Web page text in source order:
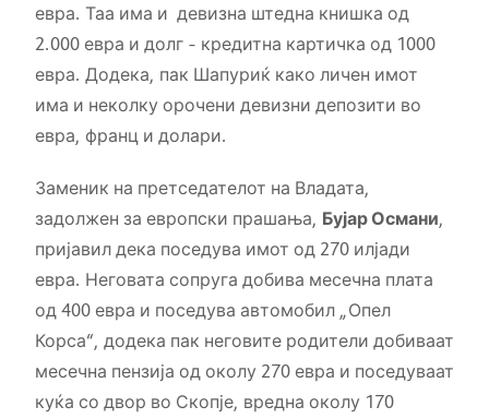
евра. Таа има и девизна штедна книшка од
2.000 евра и долг – кредитна картичка од 1000
евра. Додека, пак Шапуриќ како личен имот
има и неколку орочени девизни депозити во
евра, франц и долари.
Заменик на претседателот на Владата,
задолжен за европски прашања, Бујар Османи,
пријавил дека поседува имот од 270 илјади
евра. Неговата сопруга добива месечна плата
од 400 евра и поседува автомобил „Опел
Корса“, додека пак неговите родители добиваат
месечна пензија од околу 270 евра и поседуваат
куќа со двор во Скопје, вредна околу 170